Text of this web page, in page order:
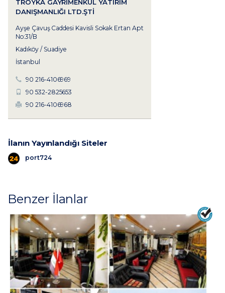
TROYKA GAYRIMENKUL YATIRIM
DANIŞMANLIĞI LTD.ŞTI
Ayşe Çavuş Caddesi Kavisli Sokak Ertan Apt
No:31/B
Kadıköy / Suadiye
İstanbul
90 216-4106969
90 532-2825653
90 216-4106968
İlanın Yayınlandığı Siteler
port724
Benzer İlanlar